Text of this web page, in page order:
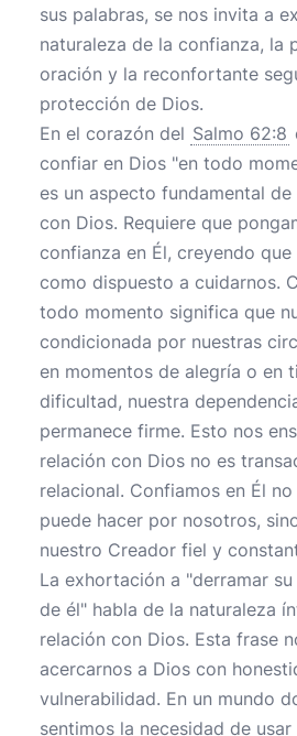
sus palabras, se nos invita a
naturaleza de la confianza, la
oración y la reconfortante
protección de Dios.
En el corazón del Salmo 62:8
confiar en Dios "en todo
es un aspecto fundamental
con Dios. Requiere que
confianza en Él, creyendo
como dispuesto a cuidarnos.
todo momento significa que
condicionada por nuestras
en momentos de alegría o en
dificultad, nuestra
permanece firme. Esto nos
relación con Dios no es
relacional. Confiamos en Él
puede hacer por nosotros,
nuestro Creador fiel y
La exhortación a "derramar
de él" habla de la naturaleza
relación con Dios. Esta frase
acercarnos a Dios con
vulnerabilidad. En un mundo
sentimos la necesidad de